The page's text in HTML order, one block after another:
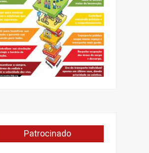
Patrocinado